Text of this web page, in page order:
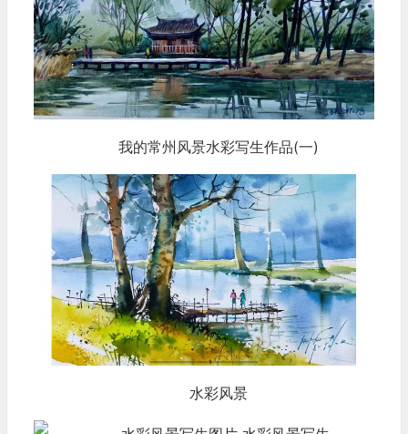
我的常州风景水彩写生作品(一)
水彩风景